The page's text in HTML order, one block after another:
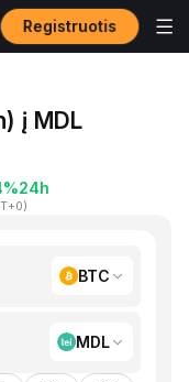
Registruotis
į MDL
24h
)
BTC
MDL